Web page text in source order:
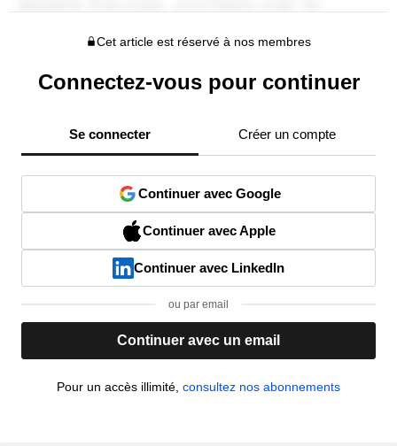
Cet article est réservé à nos membres
Connectez-vous pour continuer
Se connecter Créer un compte
Continuer avec Google
Continuer avec Apple
Continuer avec LinkedIn
ou par email
Continuer avec un email
Pour un accès illimité, consultez nos abonnements